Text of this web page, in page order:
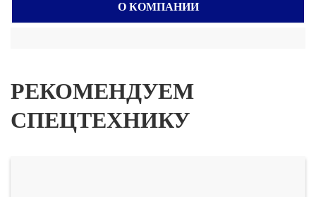
О КОМПАНИИ
РЕКОМЕНДУЕМ
СПЕЦТЕХНИКУ